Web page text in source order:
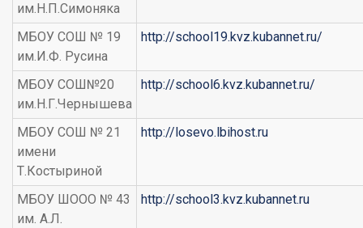
им.Н.П.Симоняка
МБОУ СОШ № 19
им.И.Ф. Русина
http://school19.kvz.kubannet.ru/
МБОУ СОШ№20
им.Н.Г.Чернышева
http://school6.kvz.kubannet.ru/
МБОУ СОШ № 21
имени
Т.Костыриной
http://losevo.lbihost.ru
МБОУ ШООО № 43
им. А.Л.
http://school3.kvz.kubannet.ru